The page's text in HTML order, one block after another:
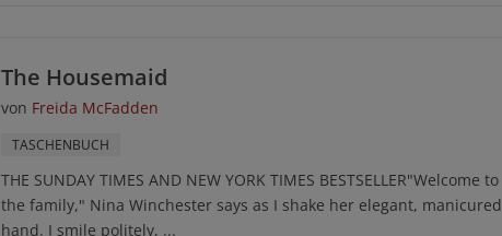
The Housemaid
von Freida McFadden
TASCHENBUCH
THE SUNDAY TIMES AND NEW YORK TIMES BESTSELLER"Welcome to
the family," Nina Winchester says as I shake her elegant, manicured
hand. I smile politely, ...